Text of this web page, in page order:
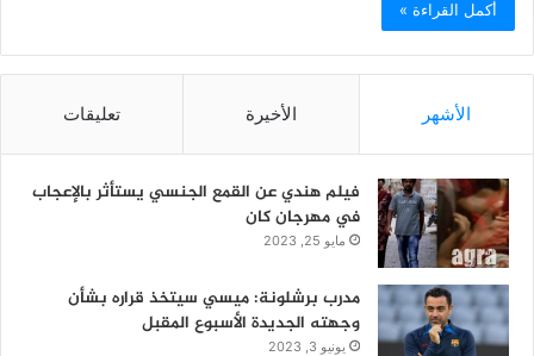
أكمل القراءة »
الأشهر الأخيرة تعليقات
فيلم هندي عن القمع الجنسي يستأثر بالإعجاب
في مهرجان كان
مايو 25, 2023
مدرب برشلونة: ميسي سيتخذ قراره بشأن
وجهته الجديدة الأسبوع المقبل
يونيو 3, 2023